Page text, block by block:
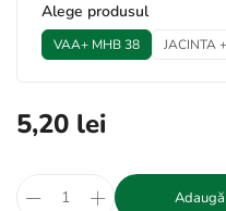
Alege produsul
VAA+ MHB 38 JACINTA
5,20 lei